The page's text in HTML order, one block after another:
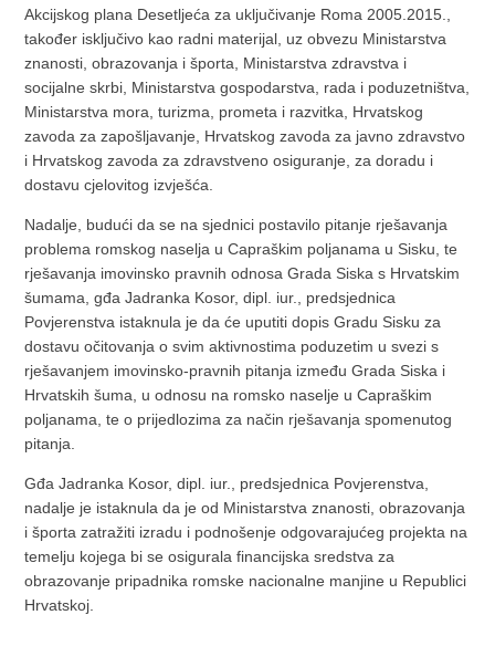
Akcijskog plana Desetljeća za uključivanje Roma 2005.2015.,
također isključivo kao radni materijal, uz obvezu Ministarstva
znanosti, obrazovanja i športa, Ministarstva zdravstva i
socijalne skrbi, Ministarstva gospodarstva, rada i poduzetništva,
Ministarstva mora, turizma, prometa i razvitka, Hrvatskog
zavoda za zapošljavanje, Hrvatskog zavoda za javno zdravstvo
i Hrvatskog zavoda za zdravstveno osiguranje, za doradu i
dostavu cjelovitog izvješća.
Nadalje, budući da se na sjednici postavilo pitanje rješavanja
problema romskog naselja u Capraškim poljanama u Sisku, te
rješavanja imovinsko pravnih odnosa Grada Siska s Hrvatskim
šumama, gđa Jadranka Kosor, dipl. iur., predsjednica
Povjerenstva istaknula je da će uputiti dopis Gradu Sisku za
dostavu očitovanja o svim aktivnostima poduzetim u svezi s
rješavanjem imovinsko-pravnih pitanja između Grada Siska i
Hrvatskih šuma, u odnosu na romsko naselje u Capraškim
poljanama, te o prijedlozima za način rješavanja spomenutog
pitanja.
Gđa Jadranka Kosor, dipl. iur., predsjednica Povjerenstva,
nadalje je istaknula da je od Ministarstva znanosti, obrazovanja
i športa zatražiti izradu i podnošenje odgovarajućeg projekta na
temelju kojega bi se osigurala financijska sredstva za
obrazovanje pripadnika romske nacionalne manjine u Republici
Hrvatskoj.